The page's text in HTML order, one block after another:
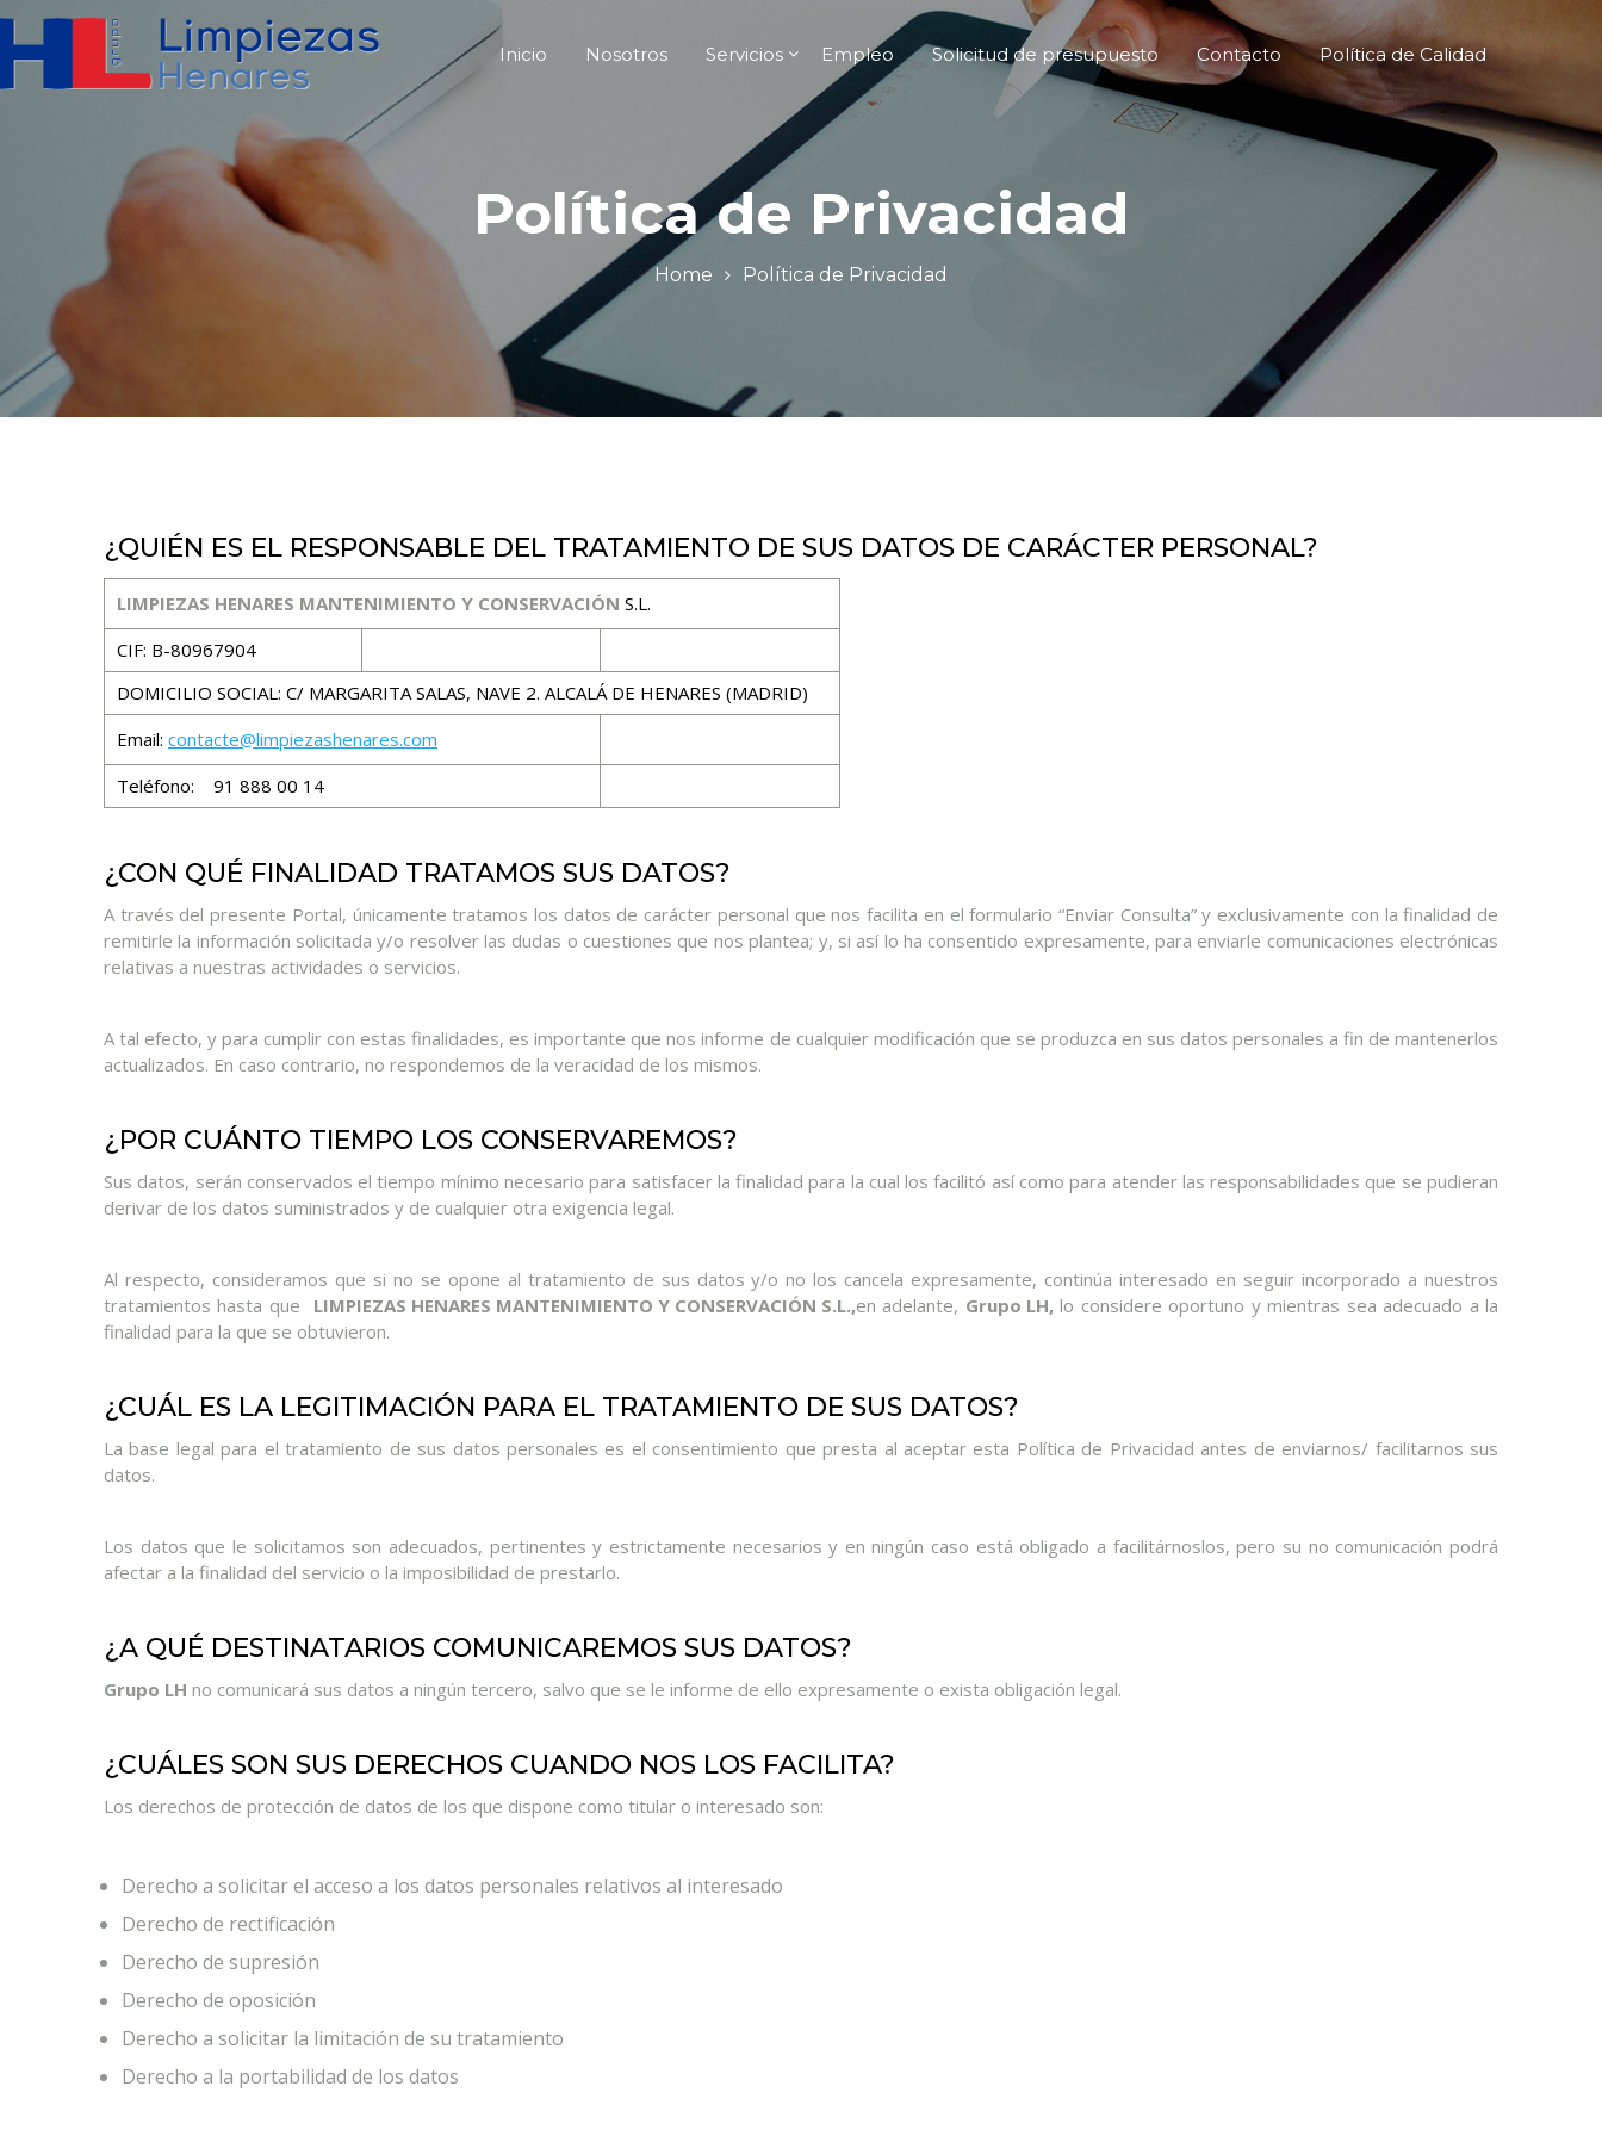
Inicio Nosotros Servicios Empleo Solicitud de presupuesto Contacto Política de Calidad
Política de Privacidad
Home Política de Privacidad
¿QUIÉN ES EL RESPONSABLE DEL TRATAMIENTO DE SUS DATOS DE CARÁCTER PERSONAL?
LIMPIEZAS HENARES MANTENIMIENTO Y CONSERVACIÓN S.L.
CIF: B-80967904
DOMICILIO SOCIAL: C/ MARGARITA SALAS, NAVE 2. ALCALÁ DE HENARES (MADRID)
Email: contacte@limpiezashenares.com
Teléfono: 91 888 00 14
¿CON QUÉ FINALIDAD TRATAMOS SUS DATOS?
A través del presente Portal, únicamente tratamos los datos de carácter personal que nos facilita en el formulario “Enviar Consulta” y exclusivamente con la finalidad de
remitirle la información solicitada y/o resolver las dudas o cuestiones que nos plantea; y, si así lo ha consentido expresamente, para enviarle comunicaciones electrónicas
relativas a nuestras actividades o servicios.
A tal efecto, y para cumplir con estas finalidades, es importante que nos informe de cualquier modificación que se produzca en sus datos personales a fin de mantenerlos
actualizados. En caso contrario, no respondemos de la veracidad de los mismos.
¿POR CUÁNTO TIEMPO LOS CONSERVAREMOS?
Sus datos, serán conservados el tiempo mínimo necesario para satisfacer la finalidad para la cual los facilitó así como para atender las responsabilidades que se pudieran
derivar de los datos suministrados y de cualquier otra exigencia legal.
Al respecto, consideramos que si no se opone al tratamiento de sus datos y/o no los cancela expresamente, continúa interesado en seguir incorporado a nuestros
tratamientos hasta que LIMPIEZAS HENARES MANTENIMIENTO Y CONSERVACIÓN S.L.,en adelante, Grupo LH,lo considere oportuno y mientras sea adecuado a la
finalidad para la que se obtuvieron.
¿CUÁL ES LA LEGITIMACIÓN PARA EL TRATAMIENTO DE SUS DATOS?
La base legal para el tratamiento de sus datos personales es el consentimiento que presta al aceptar esta Política de Privacidad antes de enviarnos/ facilitarnos sus
datos.
Los datos que le solicitamos son adecuados, pertinentes y estrictamente necesarios y en ningún caso está obligado a facilitárnoslos, pero su no comunicación podrá
afectar a la finalidad del servicio o la imposibilidad de prestarlo.
¿A QUÉ DESTINATARIOS COMUNICAREMOS SUS DATOS?
Grupo LH no comunicará sus datos a ningún tercero, salvo que se le informe de ello expresamente o exista obligación legal.
¿CUÁLES SON SUS DERECHOS CUANDO NOS LOS FACILITA?
Los derechos de protección de datos de los que dispone como titular o interesado son:
Derecho a solicitar el acceso a los datos personales relativos al interesado
Derecho de rectificación
Derecho de supresión
Derecho de oposición
Derecho a solicitar la limitación de su tratamiento
Derecho a la portabilidad de los datos